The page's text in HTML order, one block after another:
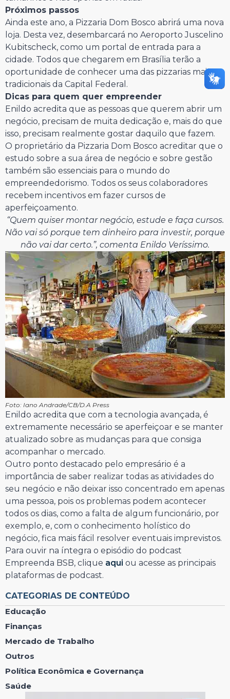
Próximos passos
Ainda este ano, a Pizzaria Dom Bosco abrirá uma nova
loja. Desta vez, desembarcará no Aeroporto Juscelino
Kubitscheck, como um portal de entrada para a
cidade. Todos que chegarem em Brasília terão a
oportunidade de conhecer uma das pizzarias mais
tradicionais da Capital Federal.
Dicas para quem quer empreender
Enildo acredita que as pessoas que querem abrir um
negócio, precisam de muita dedicação e, mais do que
isso, precisam realmente gostar daquilo que fazem.
O proprietário da Pizzaria Dom Bosco acreditar que o
estudo sobre a sua área de negócio e sobre gestão
também são essenciais para o mundo do
empreendedorismo. Todos os seus colaboradores
recebem incentivos em fazer cursos de
aperfeiçoamento.
“Quem quiser montar negócio, estude e faça cursos.
Não vai só porque tem dinheiro para investir, porque
não vai dar certo.”, comenta Enildo Veríssimo.
Foto: Iano Andrade/CB/D.A Press
Enildo acredita que com a tecnologia avançada, é
extremamente necessário se aperfeiçoar e se manter
atualizado sobre as mudanças para que consiga
acompanhar o mercado.
Outro ponto destacado pelo empresário é a
importância de saber realizar todas as atividades do
seu negócio e não deixar isso concentrado em apenas
uma pessoa, pois os problemas podem acontecer
todos os dias, como a falta de algum funcionário, por
exemplo, e, com o conhecimento holístico do
negócio, fica mais fácil resolver eventuais imprevistos.
Para ouvir na íntegra o episódio do podcast
Empreenda BSB, clique aqui ou acesse as principais
plataformas de podcast.
CATEGORIAS DE CONTEÚDO
Educação
Finanças
Mercado de Trabalho
Outros
Política Econômica e Governança
Saúde